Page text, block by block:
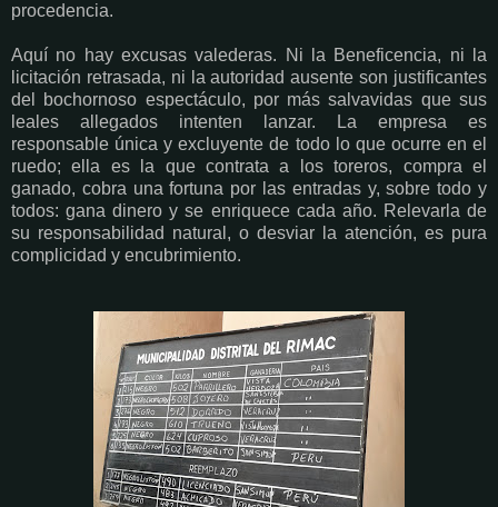
procedencia.
Aquí no hay excusas valederas. Ni la Beneficencia, ni la
licitación retrasada, ni la autoridad ausente son justificantes
del bochornoso espectáculo, por más salvavidas que sus
leales allegados intenten lanzar. La empresa es
responsable única y excluyente de todo lo que ocurre en el
ruedo; ella es la que contrata a los toreros, compra el
ganado, cobra una fortuna por las entradas y, sobre todo y
todos: gana dinero y se enriquece cada año. Relevarla de
su responsabilidad natural, o desviar la atención, es pura
complicidad y encubrimiento.